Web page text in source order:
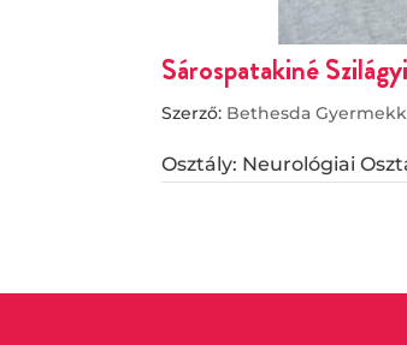
Sárospatakiné
Szerző: Bethesda
Osztály: Neurológiai